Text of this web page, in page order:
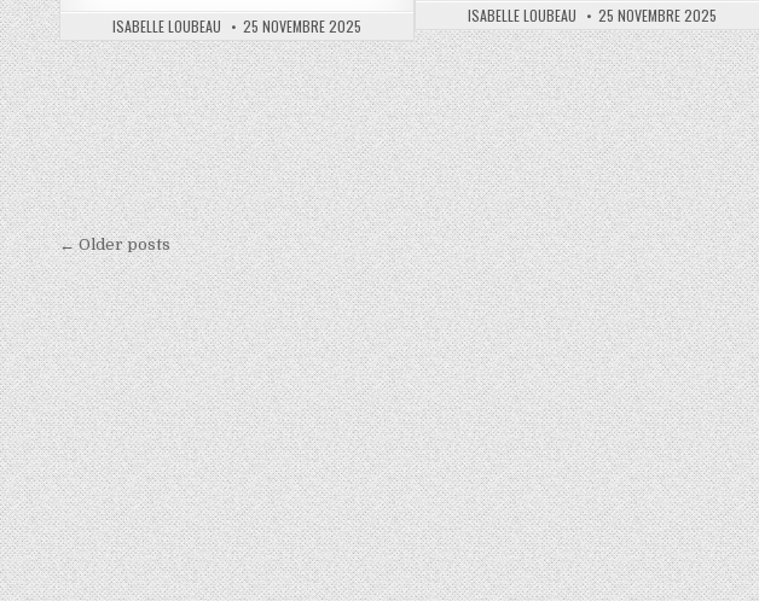
AUTHOR:
ISABELLE LOUBEAU PUBLISHED
DATE:
25 NOVEMBRE 2025
AUTHOR:
ISABELLE LOUBEAU PUBLISHED
DATE:
25 NOVEMBRE 2025
Navigation
des
articles
← Older posts